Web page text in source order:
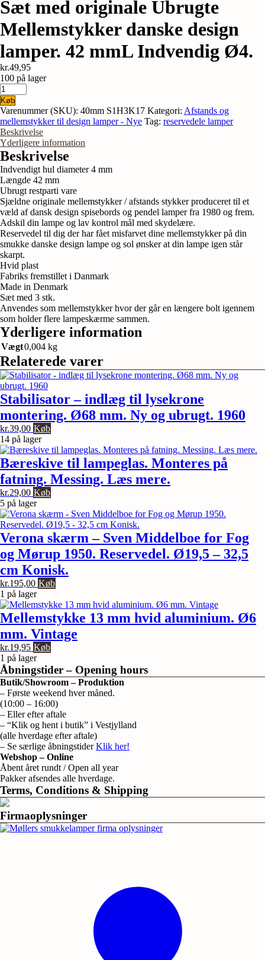
Sæt med originale Ubrugte
Mellemstykker danske design
lamper. 42 mmL Indvendig Ø4.
kr.49,95
100 på lager
Sæt
med
originale
Ubrugte
Mellemstykker
danske
design
lamper.
42
mmL
Indvendig
Ø4.
antal
Køb
Varenummer (SKU): 40mm S1H3K17 Kategori: Afstands og
mellemstykker til design lamper - Nye Tag: reservedele lamper
Beskrivelse
Yderligere information
Beskrivelse
Indvendigt hul diameter 4 mm
Længde 42 mm
Ubrugt restparti vare
Sjældne originale mellemstykker / afstands stykker produceret til et
væld af dansk design spisebords og pendel lamper fra 1980 og frem.
Adskil din lampe og lav kontrol mål med skydelære.
Reservedel til dig der har fået misfarvet dine mellemstykker på din
smukke danske design lampe og sol ønsker at din lampe igen står
skarpt.
Hvid plast
Fabriks fremstillet i Danmark
Made in Denmark
Sæt med 3 stk.
Anvendes som mellemstykker hvor der går en længere bolt igennem
som holder flere lampeskærme sammen.
Yderligere information
Vægt0,004 kg
Relaterede varer
Stabilisator – indlæg til lysekrone
montering. Ø68 mm. Ny og ubrugt. 1960
kr.39,00 Køb
14 på lager
Bæreskive til lampeglas. Monteres på
fatning. Messing. Læs mere.
kr.29,00 Køb
5 på lager
Verona skærm – Sven Middelboe for Fog
og Mørup 1950. Reservedel. Ø19,5 – 32,5
cm Konisk.
kr.195,00 Køb
1 på lager
Mellemstykke 13 mm hvid aluminium. Ø6
mm. Vintage
kr.19,95 Køb
1 på lager
Åbningstider – Opening hours
Butik/Showroom – Produktion
– Første weekend hver måned.
(10:00 – 16:00)
– Eller efter aftale
– “Klik og hent i butik” i Vestjylland
(alle hverdage efter aftale)
– Se særlige åbningstiderKlik her!
Webshop – Online
Åbent året rundt / Open all year
Pakker afsendes alle hverdage.
Terms, Conditions & Shipping
Firmaoplysninger